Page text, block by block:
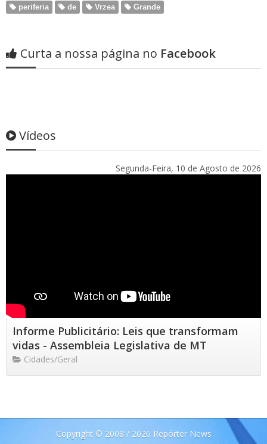
periferia
de Vrzea Grande
Curta a nossa página no Facebook
Vídeos
Segunda-Feira, 10 de Agosto de 2026
Informe Publicitário: Leis que transformam
vidas - Assembleia Legislativa de MT
Cidades/Geral
Copyright © 2008 / 2026 Repórter News